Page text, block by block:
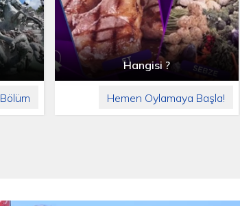
Hangisi ?
Hemen Oylamaya Başla!